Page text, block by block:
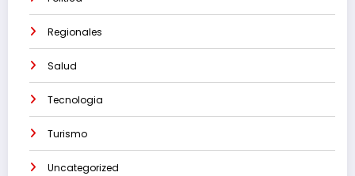
Regionales
Salud
Tecnologia
Turismo
Uncategorized